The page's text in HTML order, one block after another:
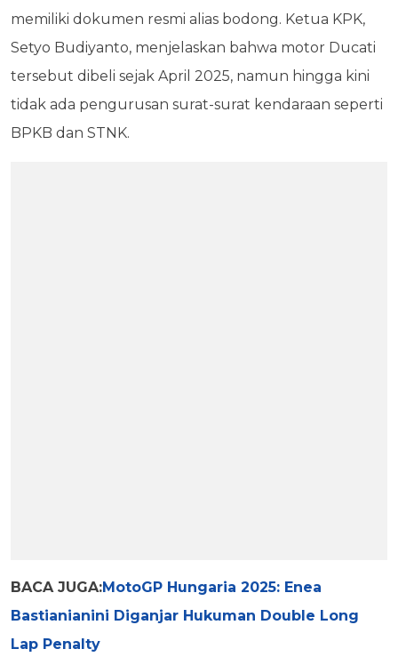
memiliki dokumen resmi alias bodong. Ketua KPK,
Setyo Budiyanto, menjelaskan bahwa motor Ducati
tersebut dibeli sejak April 2025, namun hingga kini
tidak ada pengurusan surat-surat kendaraan seperti
BPKB dan STNK.
BACA JUGA:MotoGP Hungaria 2025: Enea
Bastianianini Diganjar Hukuman Double Long
Lap Penalty